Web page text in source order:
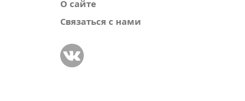
О сайте
Связаться с нами